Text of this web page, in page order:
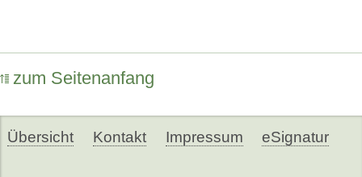
zum Seitenanfang
Übersicht Kontakt Impressum eSignatur